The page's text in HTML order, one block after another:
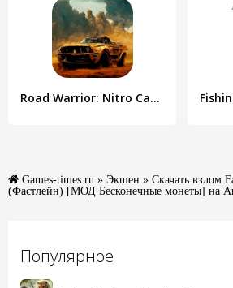
Популярное
Road Warrior: Nitro Car Battle
Games-times.ru » Экшен » Скачать взлом
(Фастлейн) [МОД Бесконечные монеты] на